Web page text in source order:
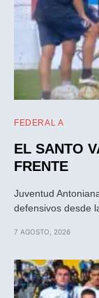
FEDERAL A
EL SANTO
FRENTE
Juventud
defensivos desde
7 AGOSTO, 2026